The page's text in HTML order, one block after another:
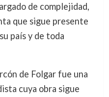
de complejidad,
que sigue presente
país y de toda
de Folgar fue una
cuya obra sigue